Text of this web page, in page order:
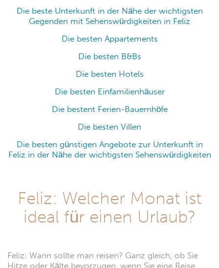
Die beste Unterkunft in der Nähe der wichtigsten
Gegenden mit Sehenswürdigkeiten in Feliz
Die besten Appartements
Die besten B&Bs
Die besten Hotels
Die besten Einfamilienhäuser
Die bestent Ferien-Bauernhöfe
Die besten Villen
Die besten günstigen Angebote zur Unterkunft in
Feliz in der Nähe der wichtigsten Sehenswürdigkeiten
Feliz: Welcher Monat ist
ideal für einen Urlaub?
Feliz: Wann sollte man reisen? Ganz gleich, ob Sie
Hitze oder Kälte bevorzugen, wenn Sie eine Reise